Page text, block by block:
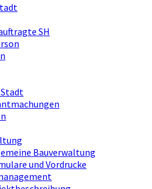
SH
Bauverwaltung
und Vordrucke